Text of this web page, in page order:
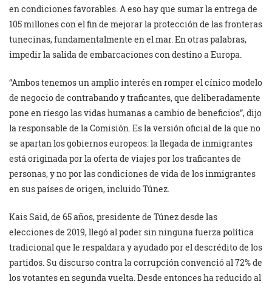
en condiciones favorables. A eso hay que sumar la entrega de
105 millones con el fin de mejorar la protección de las fronteras
tunecinas, fundamentalmente en el mar. En otras palabras,
impedir la salida de embarcaciones con destino a Europa.
“Ambos tenemos un amplio interés en romper el cínico modelo
de negocio de contrabando y traficantes, que deliberadamente
pone en riesgo las vidas humanas a cambio de beneficios”, dijo
la responsable de la Comisión. Es la versión oficial de la que no
se apartan los gobiernos europeos: la llegada de inmigrantes
está originada por la oferta de viajes por los traficantes de
personas, y no por las condiciones de vida de los inmigrantes
en sus países de origen, incluido Túnez.
Kais Said, de 65 años, presidente de Túnez desde las
elecciones de 2019, llegó al poder sin ninguna fuerza política
tradicional que le respaldara y ayudado por el descrédito de los
partidos. Su discurso contra la corrupción convenció al 72% de
los votantes en segunda vuelta. Desde entonces ha reducido al